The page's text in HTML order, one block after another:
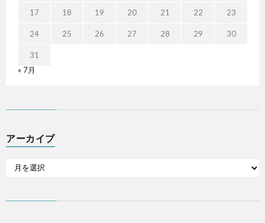
17 18 19 20 21 22 23
24 25 26 27 28 29 30
31
« 7月
アーカイブ